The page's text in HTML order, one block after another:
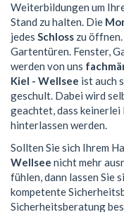
Weiterbildungen um
Stand zu halten. Die
jedes Schloss zu
Gartentüren. Fenster,
werden von uns
Kiel - Wellsee ist auch
geschult. Dabei wird
geachtet, dass keinerlei
hinterlassen werden.
Sollten Sie sich Ihrem
Wellsee nicht mehr
fühlen, dann lassen Sie
kompetente
Sicherheitsberatung